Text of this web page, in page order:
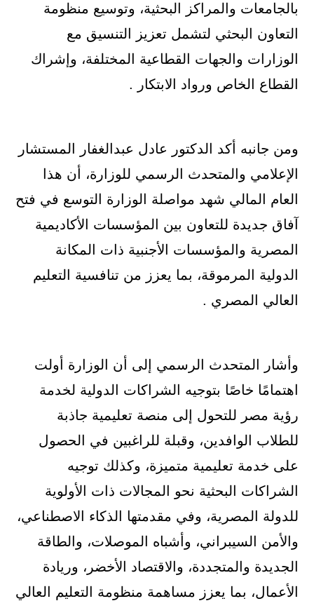
بالجامعات والمراكز البحثية، وتوسيع منظومة
التعاون البحثي لتشمل تعزيز التنسيق مع
الوزارات والجهات القطاعية المختلفة، وإشراك
القطاع الخاص ورواد الابتكار .
ومن جانبه أكد الدكتور عادل عبدالغفار المستشار
الإعلامي والمتحدث الرسمي للوزارة، أن هذا
العام المالي شهد مواصلة الوزارة التوسع في فتح
آفاق جديدة للتعاون بين المؤسسات الأكاديمية
المصرية والمؤسسات الأجنبية ذات المكانة
الدولية المرموقة، بما يعزز من تنافسية التعليم
العالي المصري .
وأشار المتحدث الرسمي إلى أن الوزارة أولت
اهتمامًا خاصًا بتوجيه الشراكات الدولية لخدمة
رؤية مصر للتحول إلى منصة تعليمية جاذبة
للطلاب الوافدين، وقبلة للراغبين في الحصول
على خدمة تعليمية متميزة، وكذلك توجيه
الشراكات البحثية نحو المجالات ذات الأولوية
للدولة المصرية، وفي مقدمتها الذكاء الاصطناعي،
والأمن السيبراني، وأشباه الموصلات، والطاقة
الجديدة والمتجددة، والاقتصاد الأخضر، وريادة
الأعمال، بما يعزز مساهمة منظومة التعليم العالي